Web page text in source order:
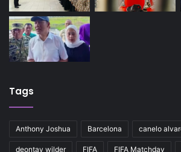
Tags
Anthony Joshua Barcelona canelo
deontay wilder FIFA FIFA Matchday